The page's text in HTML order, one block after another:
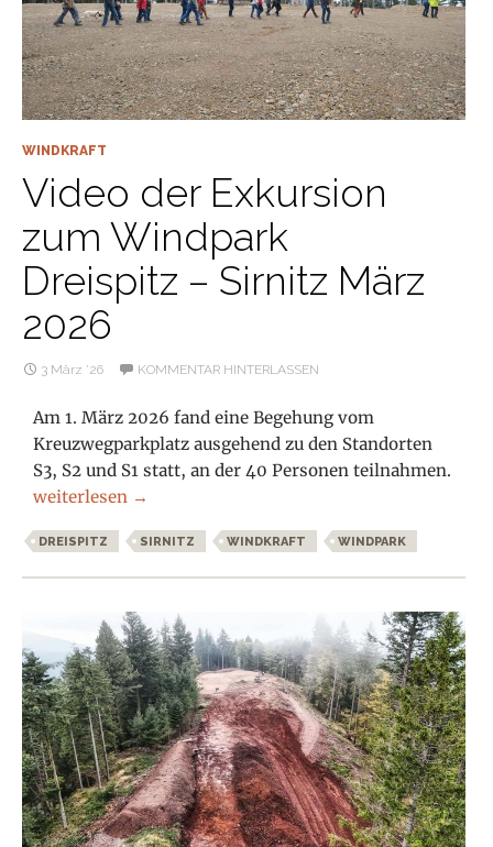
WINDKRAFT
Video der Exkursion
zum Windpark
Dreispitz – Sirnitz März
2026
3 März ’26 KOMMENTAR HINTERLASSEN
Am 1. März 2026 fand eine Begehung vom
Kreuzwegparkplatz ausgehend zu den Standorten
S3, S2 und S1 statt, an der 40 Personen teilnahmen.
Video der Exkursion zum Windpark Dreispitz – Sirnitz
weiterlesen →
DREISPITZ SIRNITZ WINDKRAFT WINDPARK